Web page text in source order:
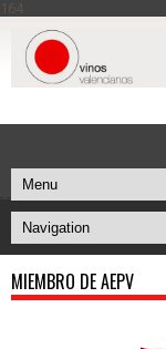
164
MIEMBRO DE AEPV